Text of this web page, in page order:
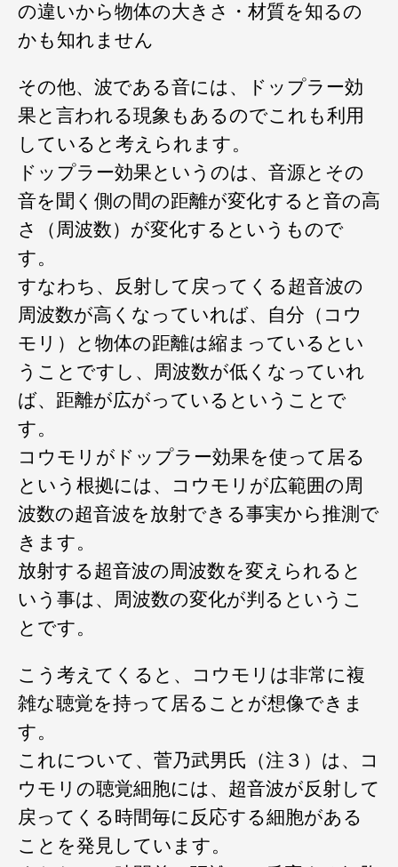
の違いから物体の大きさ・材質を知るの
かも知れません
その他、波である音には、ドップラー効
果と言われる現象もあるのでこれも利用
していると考えられます。
ドップラー効果というのは、音源とその
音を聞く側の間の距離が変化すると音の高
さ（周波数）が変化するというもので
す。
すなわち、反射して戻ってくる超音波の
周波数が高くなっていれば、自分（コウ
モリ）と物体の距離は縮まっているとい
うことですし、周波数が低くなっていれ
ば、距離が広がっているということで
す。
コウモリがドップラー効果を使って居る
という根拠には、コウモリが広範囲の周
波数の超音波を放射できる事実から推測で
きます。
放射する超音波の周波数を変えられると
いう事は、周波数の変化が判るというこ
とです。
こう考えてくると、コウモリは非常に複
雑な聴覚を持って居ることが想像できま
す。
これについて、菅乃武男氏（注３）は、コ
ウモリの聴覚細胞には、超音波が反射して
戻ってくる時間毎に反応する細胞がある
ことを発見しています。